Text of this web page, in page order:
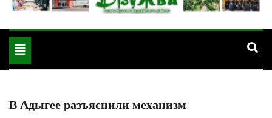
"Дружба" — газета
Красногвардейского района Республики Адыгея
Toggle
navigation
В Адыгее разъяснили механизм